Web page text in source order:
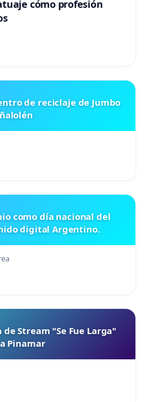
cómo profesión
de reciclaje de Jumbo
como día nacional del
digital Argentino.
Stream "Se Fue Larga"
Pinamar